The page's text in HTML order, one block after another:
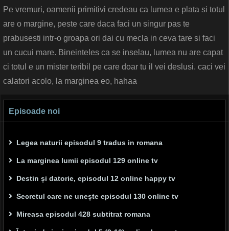
Pe vremuri, oamenii primitivi credeau ca lumea e plata si totul
are o margine, peste care daca faci un singur pas te
prabusesti intr-o groapa ori dai cu mecla in ceva tare si faci
un cucui mare. Bineinteles ca se inselau, lumea nu are capat
ci totul e un mister teribil pe care doar tu il vei deslusi. caci vei
calatori acolo, la marginea eo, hahaa
Episoade noi
Legea naturii episodul 9 tradus in romana
La marginea lumii episodul 129 online tv
Destin și datorie, episodul 12 online happy tv
Secretul care ne unește episodul 130 online tv
Mireasa episodul 428 subtitrat romana